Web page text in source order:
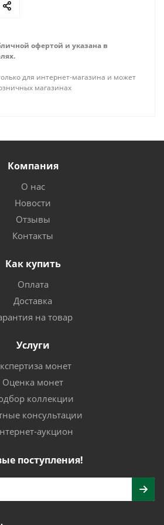
офертой и указана в
для интернет-магазина и может
магазинах
Компания
О нас
Новости
Отзывы
Контакты
Как купить
Оплата
Доставка
на товар
Услуги
монет
Оценка монет
коллекции
консультации
аукцион
поступления!